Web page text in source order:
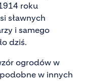
roku
sławnych
i samego
dziś.
ogrodów w
w innych